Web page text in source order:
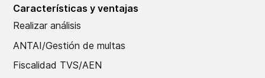
Características y ventajas
Realizar análisis
ANTAI/Gestión de multas
Fiscalidad TVS/AEN